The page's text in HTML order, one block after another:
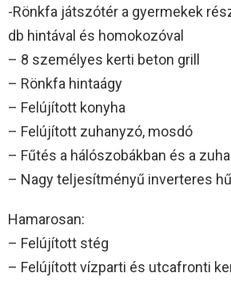
-Rönkfa játszótér a gyermekek
db hintával és homokozóval
– 8 személyes kerti beton grill
– Rönkfa hintaágy
– Felújított konyha
– Felújított zuhanyzó, mosdó
– Fűtés a hálószobákban és a
– Nagy teljesítményű inverteres
Hamarosan:
– Felújított stég
– Felújított vízparti és utcafronti